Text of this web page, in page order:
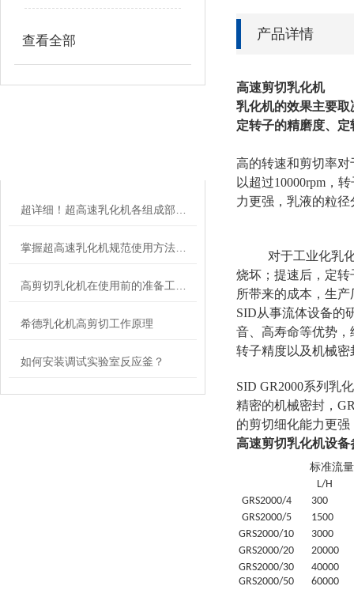
查看全部
希德乳化机高剪切工作原理
如何安装调试实验室反应釜？
产品详情
高速剪切乳化机
乳化机的效果主要
定转子的精磨度、
高的转速和剪切率对
以超过10000rpm，
力更强，乳液的粒
对于工业化乳化机
烧坏；提速后，定
所带来的成本，生
SID从事流体设备的
音、高寿命等优势
转子精度以及机械密
SID GR2000系列乳
精密的机械密封，
的剪切细化能力更
高速剪切乳化机设备
标准流量
L/H
GRS2000/4 300
GRS2000/5
1500
GRS2000/10
3000
GRS2000/20 20000
GRS2000/30 40000
GRS2000/50 60000